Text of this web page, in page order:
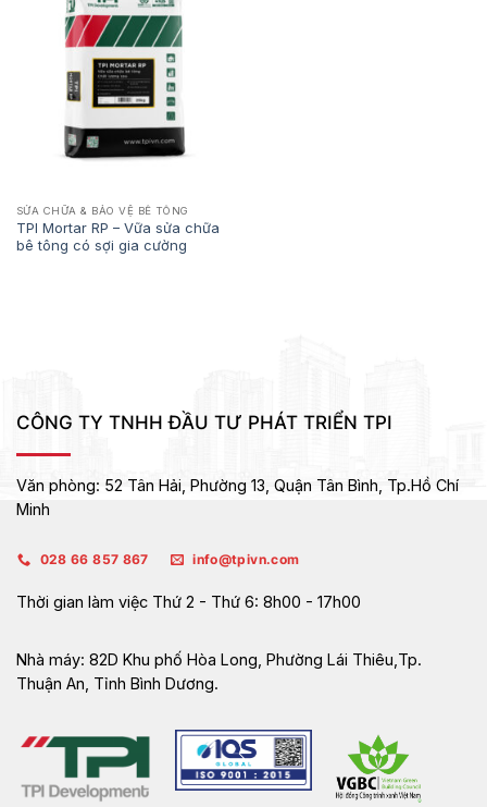
SỬA CHỮA & BẢO VỆ BÊ TÔNG
TPI Mortar RP – Vữa sửa chữa
bê tông có sợi gia cường
CÔNG TY TNHH ĐẦU TƯ PHÁT TRIỂN TPI
Văn phòng: 52 Tân Hải, Phường 13, Quận Tân Bình, Tp.Hồ Chí
Minh
028 66 857 867 info@tpivn.com
Thời gian làm việc Thứ 2 - Thứ 6: 8h00 - 17h00
Nhà máy: 82D Khu phố Hòa Long, Phường Lái Thiêu,Tp.
Thuận An, Tỉnh Bình Dương.